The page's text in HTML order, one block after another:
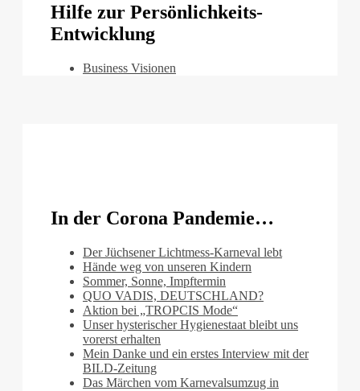
Hilfe zur Persönlichkeits-
Entwicklung
Business Visionen
In der Corona Pandemie…
Der Jüchsener Lichtmess-Karneval lebt
Hände weg von unseren Kindern
Sommer, Sonne, Impftermin
QUO VADIS, DEUTSCHLAND?
Aktion bei „TROPCIS Mode“
Unser hysterischer Hygienestaat bleibt uns
vorerst erhalten
Mein Danke und ein erstes Interview mit der
BILD-Zeitung
Das Märchen vom Karnevalsumzug in